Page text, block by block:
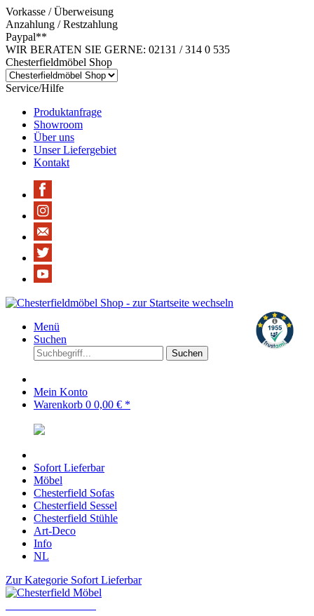
Vorkasse / Überweisung
Anzahlung / Restzahlung
Paypal**
WIR BERATEN SIE GERNE: 02131 / 314 0 535
Chesterfieldmöbel Shop
Service/Hilfe
Produktanfrage
Showroom
Über uns
Unser Liefergebiet
Kontakt
Menü
Suchen
Suchen
Mein Konto
Warenkorb 0 0,00 € *
Sofort Lieferbar
Möbel
Chesterfield Sofas
Chesterfield Sessel
Chesterfield Stühle
Art-Deco
Info
NL
Zur Kategorie Sofort Lieferbar